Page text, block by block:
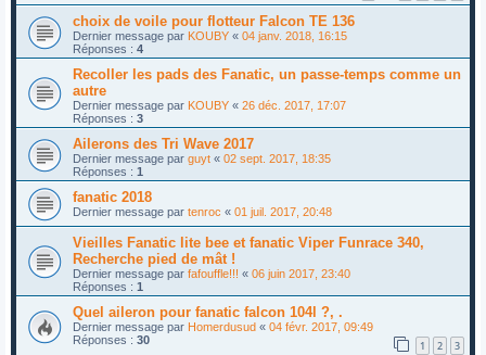
choix de voile pour flotteur Falcon TE 136
Dernier message par KOUBY « 04 janv. 2018, 16:15
Réponses : 4
Recoller les pads des Fanatic, un passe-temps comme un
autre
Dernier message par KOUBY « 26 déc. 2017, 17:07
Réponses : 3
Ailerons des Tri Wave 2017
Dernier message par guyt « 02 sept. 2017, 18:35
Réponses : 1
fanatic 2018
Dernier message par tenroc « 01 juil. 2017, 20:48
Vieilles Fanatic lite bee et fanatic Viper Funrace 340,
Recherche pied de mât !
Dernier message par fafouffle!!! « 06 juin 2017, 23:40
Réponses : 1
Quel aileron pour fanatic falcon 104l ?, .
Dernier message par Homerdusud « 04 févr. 2017, 09:49
Réponses : 30 1 2 3